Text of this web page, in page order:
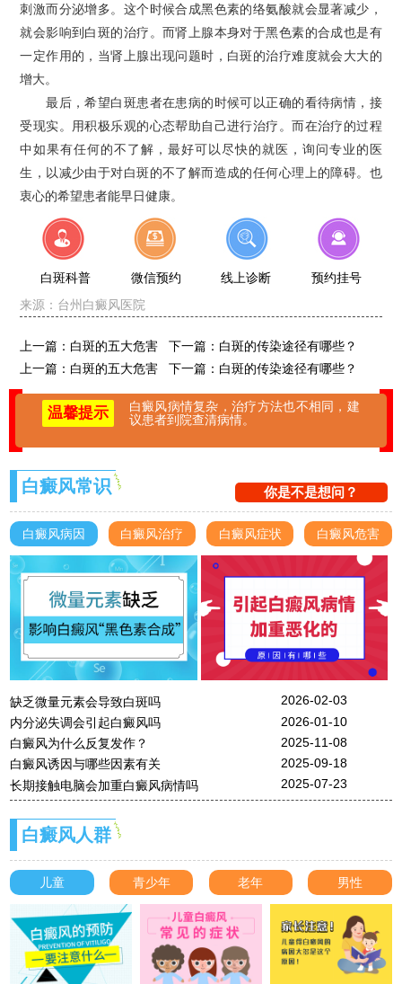
刺激而分泌增多。这个时候合成黑色素的络氨酸就会显著减少，
就会影响到白斑的治疗。而肾上腺本身对于黑色素的合成也是有
一定作用的，当肾上腺出现问题时，白斑的治疗难度就会大大的
增大。
最后，希望白斑患者在患病的时候可以正确的看待病情，接
受现实。用积极乐观的心态帮助自己进行治疗。而在治疗的过程
中如果有任何的不了解，最好可以尽快的就医，询问专业的医
生，以减少由于对白斑的不了解而造成的任何心理上的障碍。也
衷心的希望患者能早日健康。
白斑科普 微信预约 线上诊断
预约挂号
来源： 台州白癜风医院
上一篇： 白斑的五大危害 下一篇： 白斑的传染途径有哪些？
上一篇： 白斑的五大危害 下一篇： 白斑的传染途径有哪些？
温馨提示
白癜风病情复杂，治疗方法也不相同，建
议患者到院查清病情。
白癜风常识 你是不是想问？
白癜风病因 白癜风治疗 白癜风症状 白癜风危害
缺乏微量元素会导致白斑吗
2026-02-03
内分泌失调会引起白癜风吗
2026-01-10
白癜风为什么反复发作？
2025-11-08
白癜风诱因与哪些因素有关
2025-09-18
长期接触电脑会加重白癜风病情吗
2025-07-23
白癜风人群
儿童 青少年 老年 男性